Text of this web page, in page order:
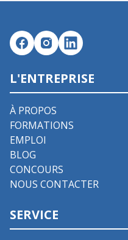
L'ENTREPRISE
À PROPOS
FORMATIONS
EMPLOI
BLOG
CONCOURS
NOUS CONTACTER
SERVICE